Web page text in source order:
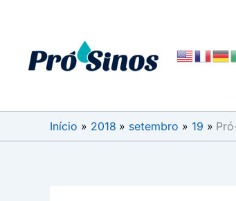
conteúdo
Início 2018 setembro 19